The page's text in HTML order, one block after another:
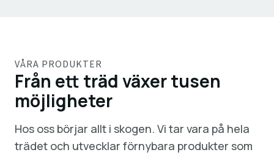
VÅRA PRODUKTER
Från ett träd växer tusen
möjligheter
Hos oss börjar allt i skogen. Vi tar vara på hela
trädet och utvecklar förnybara produkter som